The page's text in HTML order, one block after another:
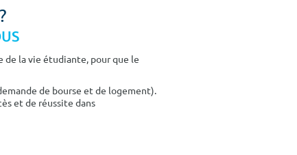
de la vie étudiante, pour que le
de bourse et de logement).
et de réussite dans